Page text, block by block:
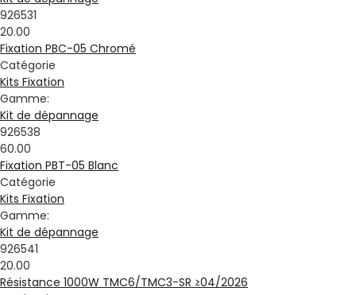
926531
20.00
Fixation PBC-05 Chromé
Catégorie
Kits Fixation
Gamme:
Kit de dépannage
926538
60.00
Fixation PBT-05 Blanc
Catégorie
Kits Fixation
Gamme:
Kit de dépannage
926541
20.00
Résistance 1000W TMC6/TMC3-SR ≥04/2026